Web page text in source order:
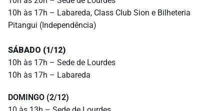
10h às 17h – Labareda, Class Club Sion e Bilheteria
Pitangui (Independência)
SÁBADO (1/12)
10h às 17h – Sede de Lourdes
10h às 17h – Labareda
DOMINGO (2/12)